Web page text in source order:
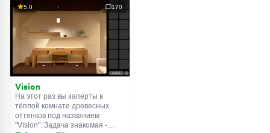
5.0 170
Vision
На этот раз вы заперты в
тёплой комнате древесных
оттенков под названием
"Vision". Задача знакомая -